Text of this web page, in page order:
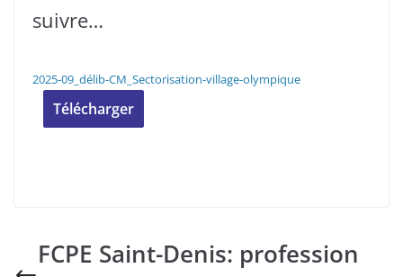
suivre…
2025-09_délib-CM_Sectorisation-village-olympique
Télécharger
FCPE Saint-Denis: profession